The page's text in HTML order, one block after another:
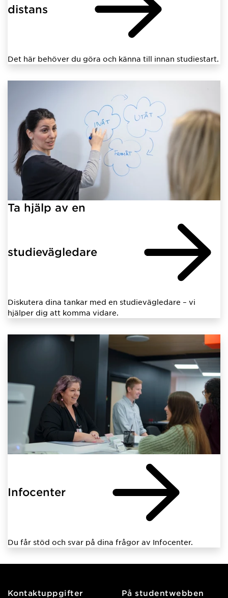
distans
Det här behöver du göra och känna till innan studiestart.
Ta hjälp av en
studievägledare
Diskutera dina tankar med en studievägledare – vi
hjälper dig att komma vidare.
Infocenter
Du får stöd och svar på dina frågor av Infocenter.
Kontaktuppgifter
På studentwebben